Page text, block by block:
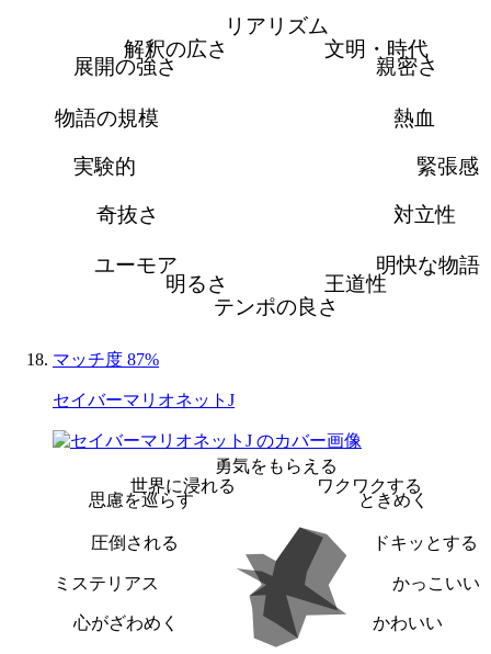
リアリズム
文明・時代
親密さ
熱血
緊張感
対立性
明快な物語
王道性
テンポの良さ
明るさ
ユーモア
奇抜さ
実験的
物語の規模
展開の強さ
解釈の広さ
マッチ度 87%
セイバーマリオネットJ
勇気をもらえる
ワクワクする
ときめく
ドキッとする
かっこいい
かわいい
心がざわめく
ミステリアス
圧倒される
思慮を巡らす
世界に浸れる